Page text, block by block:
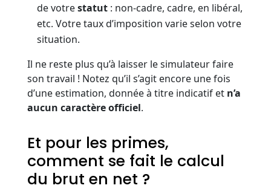
de votrestatut : non-cadre, cadre, en libéral,
etc. Votre taux d’imposition varie selon votre
situation.
Il ne reste plus qu’à laisser le simulateur faire
son travail ! Notez qu’il s’agit encore une fois
d’une estimation, donnée à titre indicatif etn’a
aucun caractère officiel.
Et pour les primes,
comment se fait le calcul
du brut en net ?